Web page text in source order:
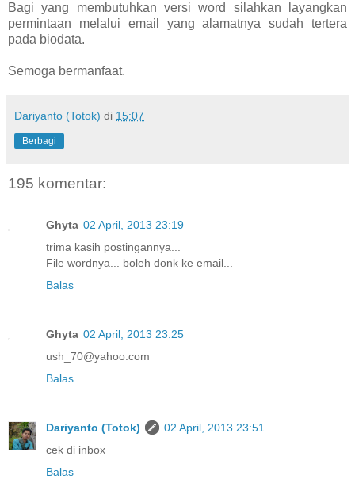
Bagi yang membutuhkan versi word silahkan layangkan
permintaan melalui email yang alamatnya sudah tertera
pada biodata.
Semoga bermanfaat.
Dariyanto (Totok) di 15:07
Berbagi
195 komentar:
Ghyta 02 April, 2013 23:19
trima kasih postingannya...
File wordnya... boleh donk ke email...
Balas
Ghyta 02 April, 2013 23:25
ush_70@yahoo.com
Balas
Dariyanto (Totok)
02 April, 2013 23:51
cek di inbox
Balas